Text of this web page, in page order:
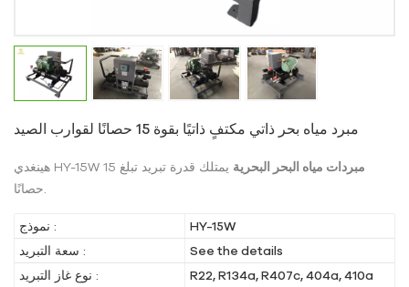
مبرد مياه بحر ذاتي مكتفٍ ذاتيًا بقوة 15 حصانًا لقوارب الصيد
هينغدي HY-15W مبردات مياه البحر البحرية
يمتلك قدرة تبريد تبلغ 15
نموذج :
HY-15W
سعة التبريد :
See the details
نوع غاز التبريد :
R22, R134a, R407c, 404a, 410a